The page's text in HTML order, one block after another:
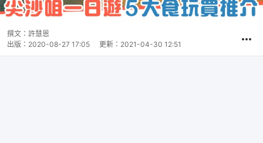
撰文： 許慧恩
出版： 2020-08-27 17:05 更新： 2021-04-30 12:51